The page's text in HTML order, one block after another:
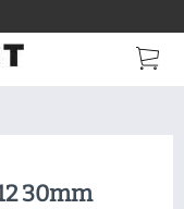
30mm